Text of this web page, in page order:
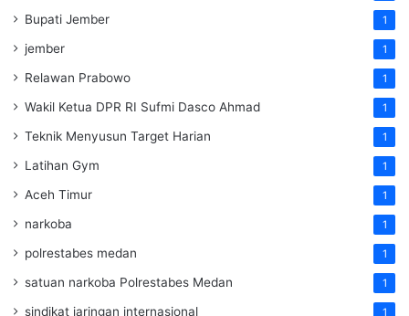
Bupati Jember 1
jember 1
Relawan Prabowo 1
Wakil Ketua DPR RI Sufmi Dasco Ahmad 1
Teknik Menyusun Target Harian 1
Latihan Gym 1
Aceh Timur 1
narkoba 1
polrestabes medan 1
satuan narkoba Polrestabes Medan 1
sindikat jaringan internasional 1